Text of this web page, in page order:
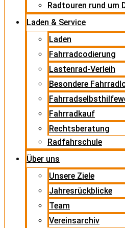
Radtouren rund um
Laden & Service
Laden
Fahrradcodierung
Lastenrad-Verleih
Besondere
Fahrradkauf
Rechtsberatung
Radfahrschule
Über uns
Unsere Ziele
Jahresrückblicke
Team
Vereinsarchiv